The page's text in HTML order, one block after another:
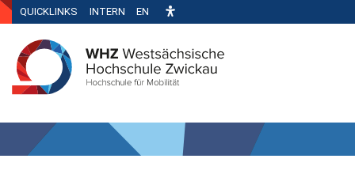
QUICKLINKS INTERN EN